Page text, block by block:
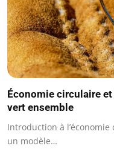
Économie circulaire
vert ensemble
Introduction à
un modèle…